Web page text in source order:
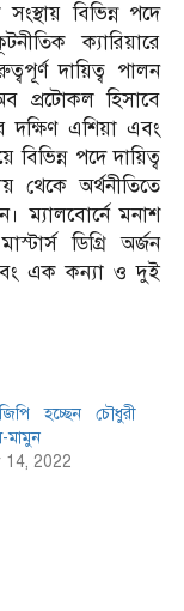
বিভিন্ন পদে
ক্যারিয়ারে
দায়িত্ব পালন
প্রটোকল হিসাবে
দক্ষিণ এশিয়া এবং
পদে দায়িত্ব
থেকে অর্থনীতিতে
ম্যালবোর্নে মনাশ
ডিগ্রি অর্জন
এক কন্যা ও দুই
হচ্ছেন চৌধুরী
মামুন
14, 2022